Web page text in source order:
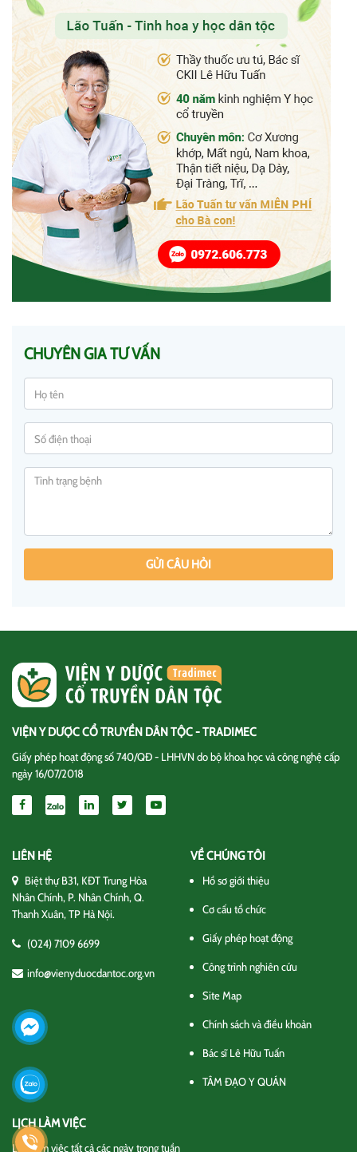
CHUYÊN GIA TƯ VẤN
GỬI CÂU HỎI
VIỆN Y DƯỢC CỔ TRUYỀN DÂN TỘC - TRADIMEC
Giấy phép hoạt động số 740/QĐ - LHHVN do bộ khoa học và công nghệ cấp
ngày 16/07/2018
LIÊN HỆ
Biệt thự B31, KĐT Trung Hòa
Nhân Chính, P. Nhân Chính, Q.
Thanh Xuân, TP Hà Nội.
(024) 7109 6699
info@vienyduocdantoc.org.vn
VỀ CHÚNG TÔI
Hồ sơ giới thiệu
Cơ cấu tổ chức
Giấy phép hoạt động
Công trình nghiên cứu
Site Map
Chính sách và điều khoản
Bác sĩ Lê Hữu Tuấn
TÂM ĐẠO Y QUÁN
LỊCH LÀM VIỆC
Lịch làm việc tất cả các ngày trong tuần